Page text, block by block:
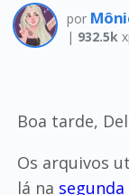
por
| 932.5k
Boa tarde,
Os arquivos
lá na